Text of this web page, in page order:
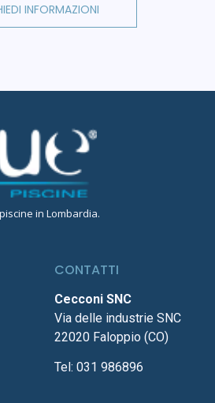
INFORMAZIONI
in Lombardia.
CONTATTI
Cecconi SNC
Via delle industrie SNC
22020 Faloppio (CO)
Tel: 031 986896